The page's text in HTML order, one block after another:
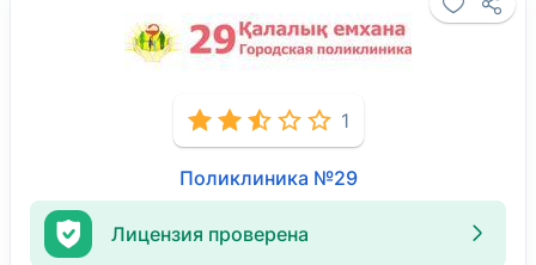
1
Поликлиника №29
Лицензия проверена